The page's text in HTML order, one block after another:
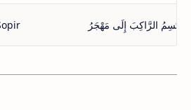
يَقْتَسِمُ الرَّاكِبَ إِلَى مَهْجَرُ